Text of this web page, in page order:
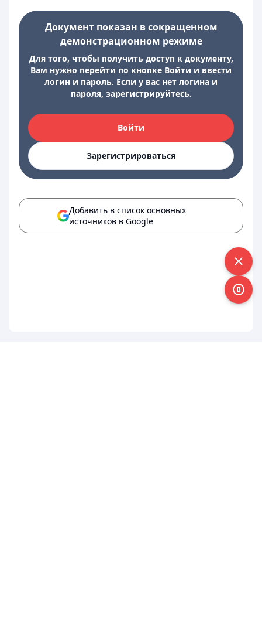
Документ показан в сокращенном
демонстрационном режиме
Для того, чтобы получить доступ к документу,
Вам нужно перейти по кнопке Войти и ввести
логин и пароль. Если у вас нет логина и
пароля, зарегистрируйтесь.
Войти
Зарегистрироваться
Добавить в список основных
источников в Google